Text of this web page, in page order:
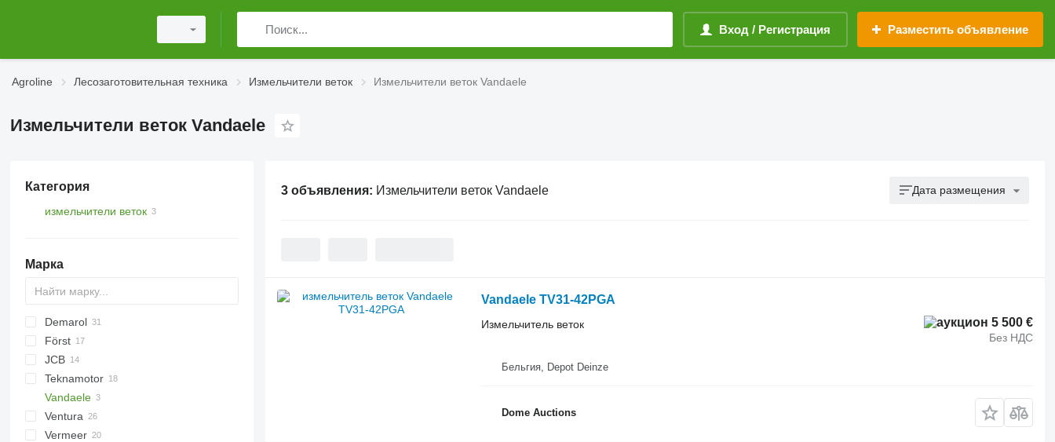
Вход / Регистрация Разместить объявление
Agroline Лесозаготовительная техника Измельчители веток Измельчители веток Vandaele
Измельчители веток Vandaele
Категория
измельчители веток
Марка
CK
Demarol
R-12
R-13
Tajga
AK
DW
Biber
Först
ST
TR
Arborist
QuadTrak
JCB
A-series
Hem
1510 E
Crambo
Big X
CS
TP
OL
PTH
MR
Teknamotor
Skorpion
1270
TW
Vandaele
Ventura
Vermeer
3 объявления: Измельчители веток Vandaele Дата размещения
Vandaele TV31-42PGA
5 500 €
Без НДС
Измельчитель веток
Бельгия, Depot Deinze
Dome Auctions